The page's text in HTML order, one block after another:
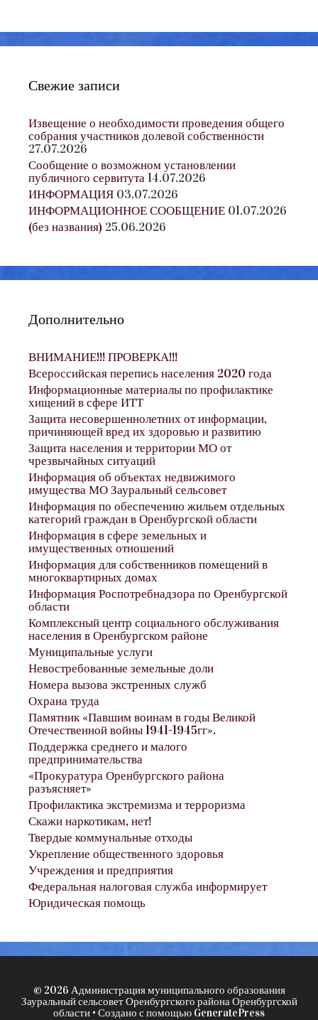
Свежие записи
Извещение о необходимости проведения общего
собрания участников долевой собственности
27.07.2026
Сообщение о возможном установлении
публичного сервитута14.07.2026
ИНФОРМАЦИЯ 03.07.2026
ИНФОРМАЦИОННОЕ СООБЩЕНИЕ 01.07.2026
(без названия) 25.06.2026
Дополнительно
ВНИМАНИЕ!!! ПРОВЕРКА!!!
Всероссийская перепись населения 2020 года
Информационные материалы по профилактике
хищений в сфере ИТТ
Защита несовершеннолетних от информации,
причиняющей вред их здоровью и развитию
Защита населения и территории МО от
чрезвычайных ситуаций
Информация об объектах недвижимого
имущества МО Зауральный сельсовет
Информация по обеспечению жильем отдельных
категорий граждан в Оренбургской области
Информация в сфере земельных и
имущественных отношений
Информация для собственников помещений в
многоквартирных домах
Информация Роспотребнадзора по Оренбургской
области
Комплексный центр социального обслуживания
населения в Оренбургском районе
Муниципальные услуги
Невостребованные земельные доли
Номера вызова экстренных служб
Охрана труда
Памятник «Павшим воинам в годы Великой
Отечественной войны 1941-1945гг».
Поддержка среднего и малого
предпринимательства
«Прокуратура Оренбургского района
разъясняет»
Профилактика экстремизма и терроризма
Скажи наркотикам, нет!
Твердые коммунальные отходы
Укрепление общественного здоровья
Учреждения и предприятия
Федеральная налоговая служба информирует
Юридическая помощь
© 2026 Администрация муниципального образования
Зауральный сельсовет Оренбургского района Оренбургской
области • Создано с помощью GeneratePress